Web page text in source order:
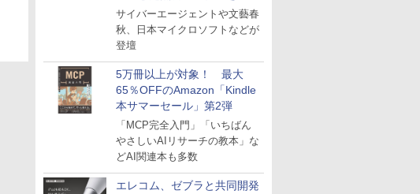
27日にオンライン開催
サイバーエージェントや文藝春
秋、日本マイクロソフトなどが
登壇
5万冊以上が対象！ 最大
65％OFFのAmazon「Kindle
本サマーセール」第2弾
「MCP完全入門」「いちばん
やさしいAIリサーチの教本」な
どAI関連本も多数
エレコム、ゼブラと共同開発